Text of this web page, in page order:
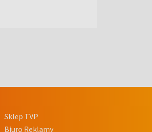
Sklep TVP
Biuro Reklamy